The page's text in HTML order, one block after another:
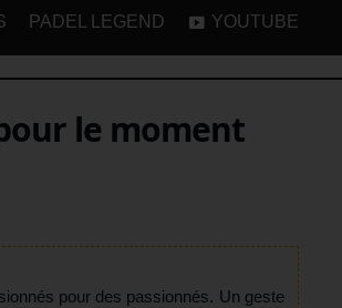
PADEL LEGEND YOUTUBE
le moment
pour des passionnés. Un geste